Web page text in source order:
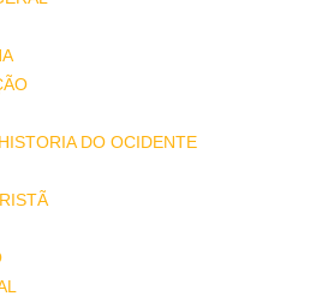
DO OCIDENTE